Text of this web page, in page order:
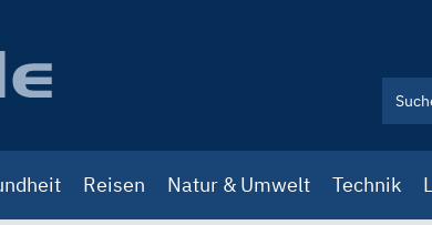
Reisen Natur & Umwelt Technik